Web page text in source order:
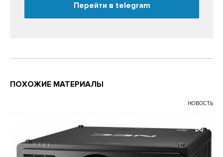
Перейти в telegram
ПОХОЖИЕ МАТЕРИАЛЫ
НОВОСТЬ